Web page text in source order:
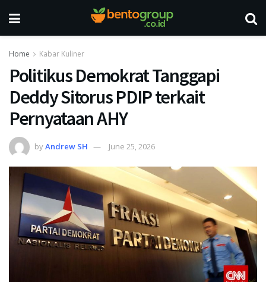
Home Kabar Kuliner
Politikus Demokrat Tanggapi
Deddy Sitorus PDIP terkait
Pernyataan AHY
byAndrew SH June 25, 2026